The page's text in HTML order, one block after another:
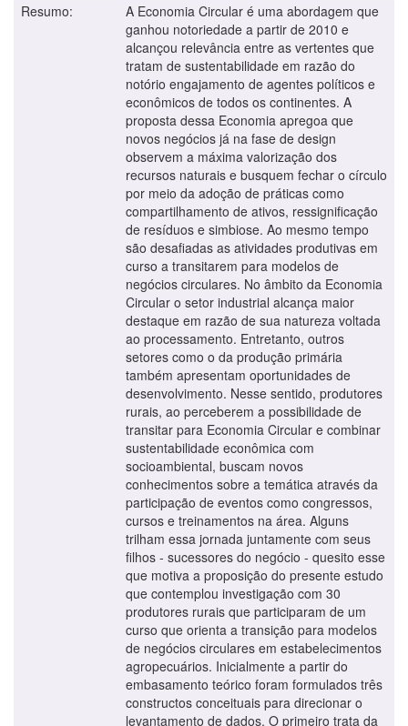
Resumo:
A Economia Circular é uma abordagem que
ganhou notoriedade a partir de 2010 e
alcançou relevância entre as vertentes que
tratam de sustentabilidade em razão do
notório engajamento de agentes políticos e
econômicos de todos os continentes. A
proposta dessa Economia apregoa que
novos negócios já na fase de design
observem a máxima valorização dos
recursos naturais e busquem fechar o círculo
por meio da adoção de práticas como
compartilhamento de ativos, ressignificação
de resíduos e simbiose. Ao mesmo tempo
são desafiadas as atividades produtivas em
curso a transitarem para modelos de
negócios circulares. No âmbito da Economia
Circular o setor industrial alcança maior
destaque em razão de sua natureza voltada
ao processamento. Entretanto, outros
setores como o da produção primária
também apresentam oportunidades de
desenvolvimento. Nesse sentido, produtores
rurais, ao perceberem a possibilidade de
transitar para Economia Circular e combinar
sustentabilidade econômica com
socioambiental, buscam novos
conhecimentos sobre a temática através da
participação de eventos como congressos,
cursos e treinamentos na área. Alguns
trilham essa jornada juntamente com seus
filhos - sucessores do negócio - quesito esse
que motiva a proposição do presente estudo
que contemplou investigação com 30
produtores rurais que participaram de um
curso que orienta a transição para modelos
de negócios circulares em estabelecimentos
agropecuários. Inicialmente a partir do
embasamento teórico foram formulados três
constructos conceituais para direcionar o
levantamento de dados. O primeiro trata da